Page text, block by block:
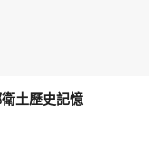
土歷史記憶